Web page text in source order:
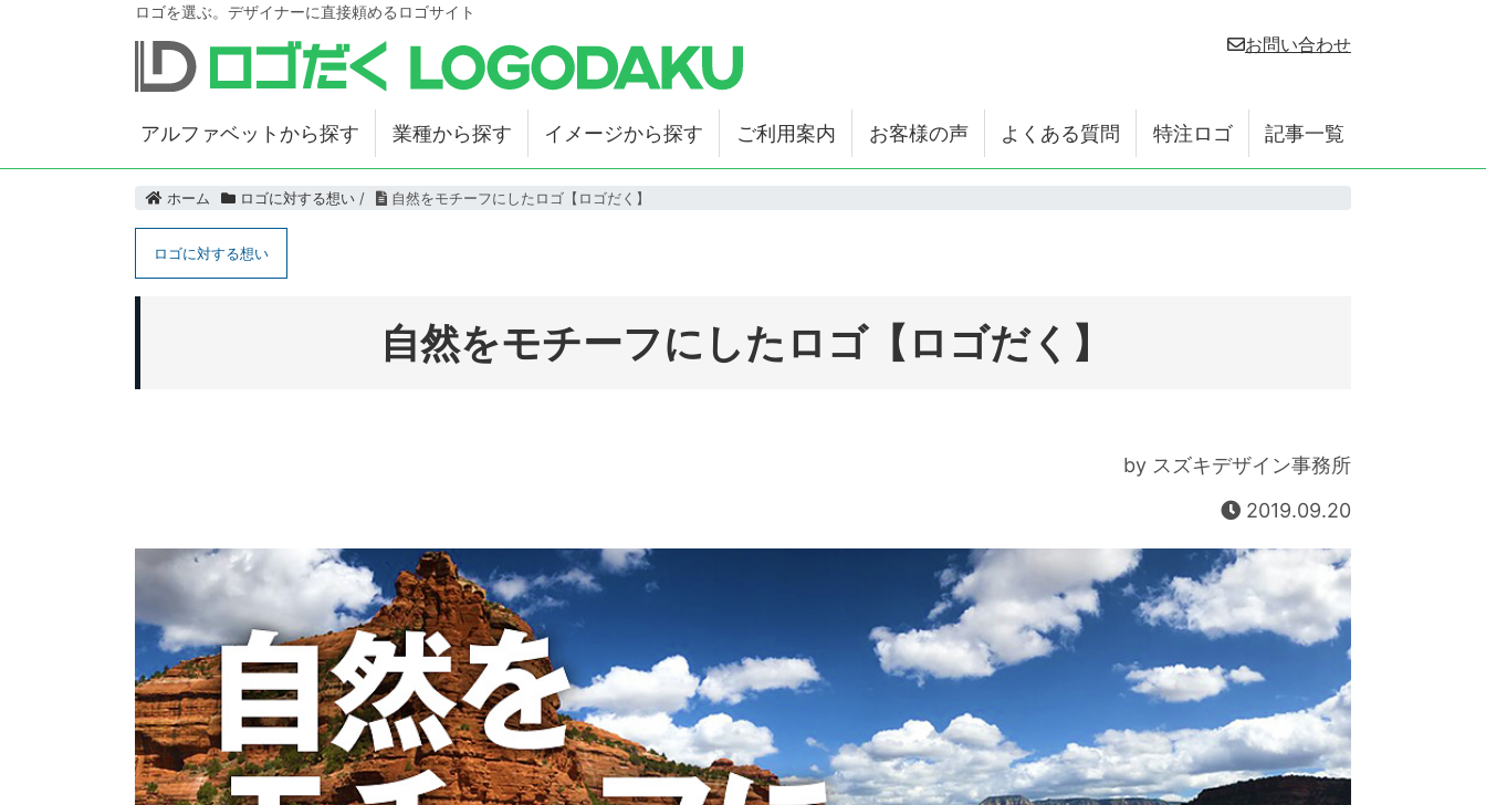
ロゴを選ぶ。デザイナーに直接頼めるロゴサイト
お問い合わせ
アルファベットから探す 業種から探す イメージから探す ご利用案内 お客様の声 よくある質問 特注ロゴ 記事一覧
ホーム ロゴに対する想い / 自然をモチーフにしたロゴ【ロゴだく】
ロゴに対する想い
自然をモチーフにしたロゴ【ロゴだく】
by スズキデザイン事務所
2019.09.20